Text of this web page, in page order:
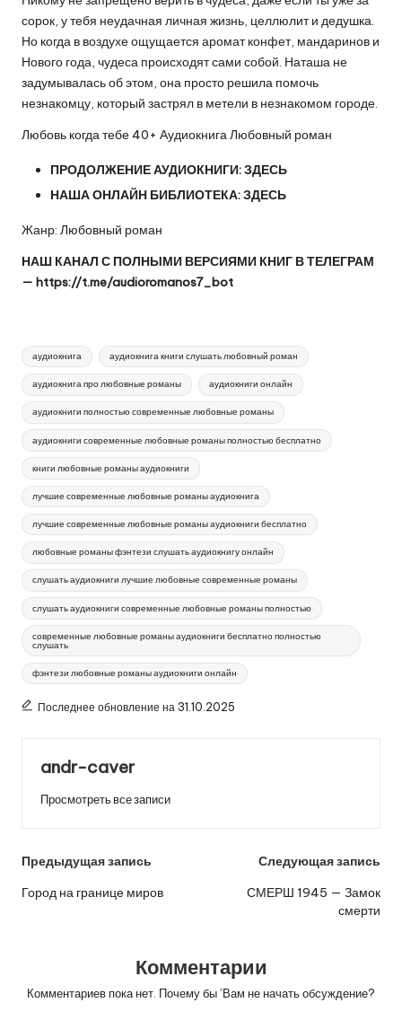
сорок, у тебя неудачная личная жизнь, целлюлит и дедушка.
Но когда в воздухе ощущается аромат конфет, мандаринов и
Нового года, чудеса происходят сами собой. Наташа не
задумывалась об этом, она просто решила помочь
незнакомцу, который застрял в метели в незнакомом городе.
Любовь когда тебе 40+ Аудиокнига Любовный роман
ПРОДОЛЖЕНИЕ АУДИОКНИГИ:ЗДЕСЬ
НАША ОНЛАЙН БИБЛИОТЕКА:ЗДЕСЬ
Жанр: Любовный роман
НАШ КАНАЛ С ПОЛНЫМИ ВЕРСИЯМИ КНИГ В ТЕЛЕГРАМ
— https://t.me/audioromanos7_bot
Метки:
аудиокнига аудиокнига книги слушать любовный роман
аудиокнига про любовные романы аудиокниги онлайн
аудиокниги полностью современные любовные романы
аудиокниги современные любовные романы полностью бесплатно
книги любовные романы аудиокниги
лучшие современные любовные романы аудиокнига
лучшие современные любовные романы аудиокниги бесплатно
любовные романы фэнтези слушать аудиокнигу онлайн
слушать аудиокниги лучшие любовные современные романы
слушать аудиокниги современные любовные романы полностью
современные любовные романы аудиокниги бесплатно полностью
слушать
фэнтези любовные романы аудиокниги онлайн
Последнее обновление на 31.10.2025
andr-caver
Просмотреть все записи
Навигация
по
Предыдущая запись
Город на границе миров
Следующая запись
СМЕРШ 1945 — Замок
смерти
Комментарии
Комментариев пока нет. Почему бы ’Вам не начать обсуждение?